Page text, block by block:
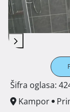
Šifra oglasa:
Kampor